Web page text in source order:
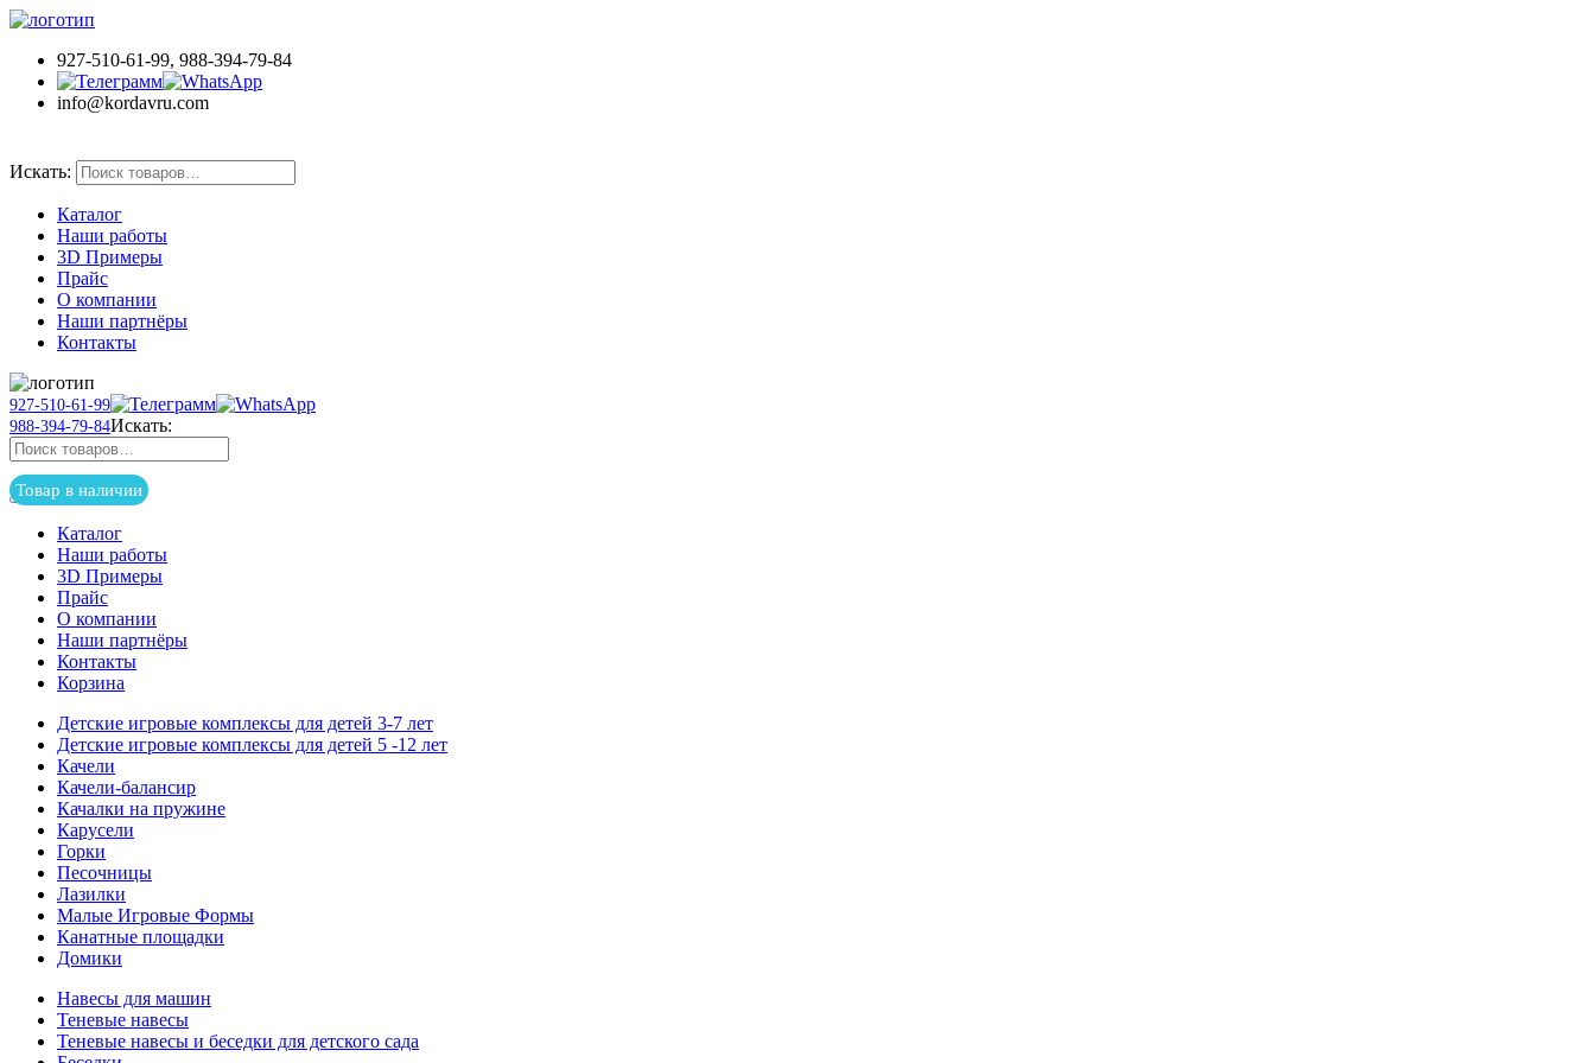
927-510-61-99, 988-394-79-84
info@kordavru.com
Искать:
Каталог
Наши работы
3D Примеры
Прайс
О компании
Наши партнёры
Контакты
927-510-61-99
988-394-79-84Искать:
Товар в наличии
Каталог
Наши работы
3D Примеры
Прайс
О компании
Наши партнёры
Контакты
Корзина
Детские игровые комплексы для детей 3-7 лет
Детские игровые комплексы для детей 5 -12 лет
Качели
Качели-балансир
Качалки на пружине
Карусели
Горки
Песочницы
Лазилки
Малые Игровые Формы
Канатные площадки
Домики
Навесы для машин
Теневые навесы
Теневые навесы и беседки для детского сада